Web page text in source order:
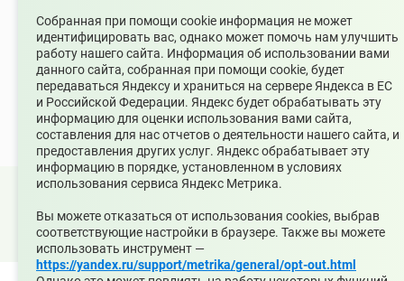
Федеральной службой по надзору в сфере связи,
информационных технологий и массовых коммуникаций
(Роскомнадзор) 10 июня 2022 г.
Возрастной ценз
12+
Собранная при помощи cookie информация не может
идентифицировать вас, однако может помочь нам улучшить
работу нашего сайта. Информация об использовании вами
данного сайта, собранная при помощи cookie, будет
передаваться Яндексу и храниться на сервере Яндекса в ЕС
и Российской Федерации. Яндекс будет обрабатывать эту
информацию для оценки использования вами сайта,
составления для нас отчетов о деятельности нашего сайта, и
предоставления других услуг. Яндекс обрабатывает эту
информацию в порядке, установленном в условиях
использования сервиса Яндекс Метрика.
Вы можете отказаться от использования cookies, выбрав
соответствующие настройки в браузере. Также вы можете
использовать инструмент —
https://yandex.ru/support/metrika/general/opt-out.html
Среднеуральск Свердловской области
Карта сайта
Архив